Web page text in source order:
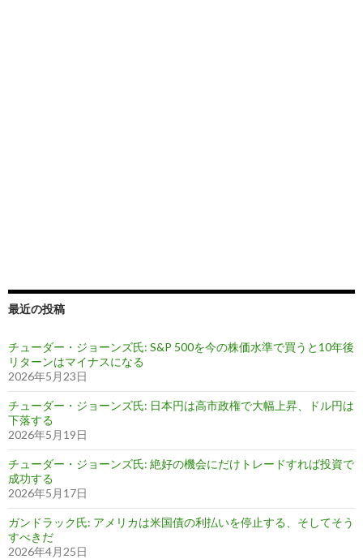
最近の投稿
チューダー・ジョーンズ氏: S&P 500を今の株価水準で買うと10年後
リターンはマイナスになる
2026年5月23日
チューダー・ジョーンズ氏: 日本円は高市政権で大幅上昇、ドル円は
下落する
2026年5月19日
チューダー・ジョーンズ氏: 絶好の機会にだけトレードすれば投資で
成功する
2026年5月17日
ガンドラック氏: アメリカは米国債の利払いを停止する、そしてそう
すべきだ
2026年4月25日